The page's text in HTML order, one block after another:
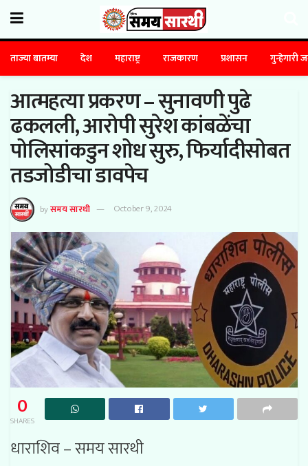
ताज्या बातम्या देश महाराष्ट्र राजकारण प्रशासन गुन्हेगारी
आत्महत्या प्रकरण – सुनावणी पुढे
ढकलली, आरोपी सुरेश कांबळेंचा
पोलिसांकडुन शोध सुरु, फिर्यादीसोबत
तडजोडीचा डावपेच
byसमय सारथी October 9, 2024
0
SHARES
धाराशिव – समय सारथी